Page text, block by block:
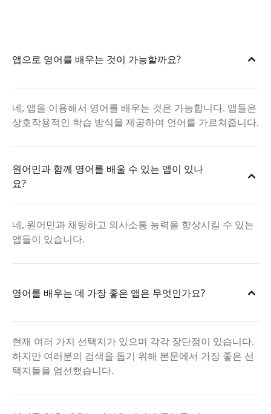
앱으로 영어를 배우는 것이 가능할까요?
네, 앱을 이용해서 영어를 배우는 것은 가능합니다. 앱들은
상호작용적인 학습 방식을 제공하여 언어를 가르쳐줍니다.
원어민과 함께 영어를 배울 수 있는 앱이 있나
요?
네, 원어민과 채팅하고 의사소통 능력을 향상시킬 수 있는
앱들이 있습니다.
영어를 배우는 데 가장 좋은 앱은 무엇인가요?
현재 여러 가지 선택지가 있으며 각각 장단점이 있습니다.
하지만 여러분의 검색을 돕기 위해 본문에서 가장 좋은 선
택지들을 엄선했습니다.